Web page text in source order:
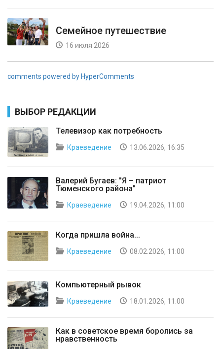
Семейное путешествие
16 июля 2026
comments powered by HyperComments
ВЫБОР РЕДАКЦИИ
Телевизор как потребность
Краеведение 13.06.2026, 16:35
Валерий Бугаев: "Я – патриот
Тюменского района"
Краеведение 19.04.2026, 11:00
Когда пришла война...
Краеведение 08.02.2026, 11:00
Компьютерный рывок
Краеведение 18.01.2026, 11:00
Как в советское время боролись за
нравственность